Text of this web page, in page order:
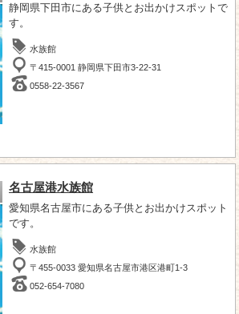
静岡県下田市にある子供とお出かけスポットで
す。
水族館
〒415-0001 静岡県下田市3-22-31
0558-22-3567
名古屋港水族館
愛知県名古屋市にある子供とお出かけスポット
です。
水族館
〒455-0033 愛知県名古屋市港区港町1-3
052-654-7080